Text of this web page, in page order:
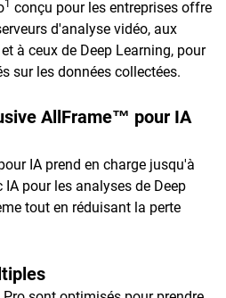
1 conçu pour les entreprises offre
d'analyse vidéo, aux
à ceux de Deep Learning, pour
sur les données collectées.
AllFrame™ pour IA
IA prend en charge jusqu'à
pour les analyses de Deep
tout en réduisant la perte